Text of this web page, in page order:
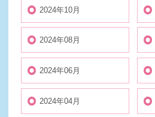
2024年10月
2024年08月
2024年06月
2024年04月